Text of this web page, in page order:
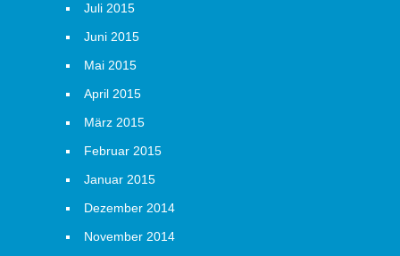
Juli 2015
Juni 2015
Mai 2015
April 2015
März 2015
Februar 2015
Januar 2015
Dezember 2014
November 2014